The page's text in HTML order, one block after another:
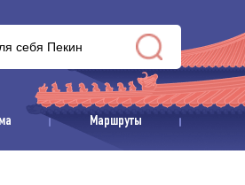
Маршруты